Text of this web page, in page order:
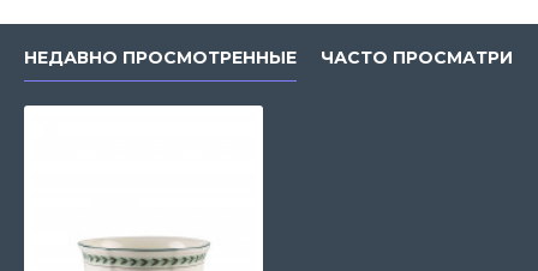
НЕДАВНО ПРОСМОТРЕННЫЕ ЧАСТО